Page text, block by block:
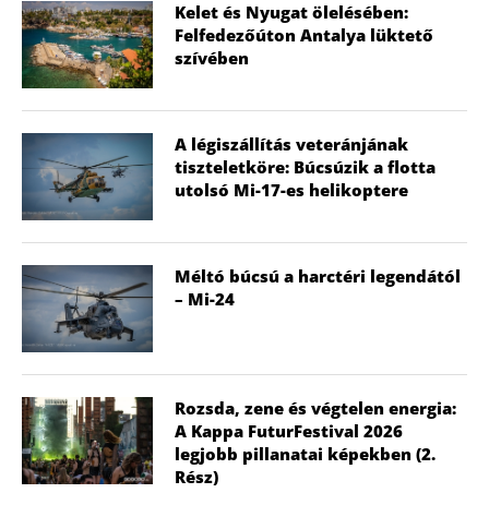
Kelet és Nyugat ölelésében:
Felfedezőúton Antalya lüktető
szívében
A légiszállítás veteránjának
tiszteletköre: Búcsúzik a flotta
utolsó Mi-17-es helikoptere
Méltó búcsú a harctéri legendától
– Mi-24
Rozsda, zene és végtelen energia:
A Kappa FuturFestival 2026
legjobb pillanatai képekben (2.
Rész)